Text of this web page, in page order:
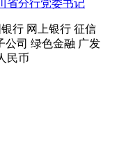
省分行党委书记
行 网上银行 征信
公司 绿色金融 广发
民币